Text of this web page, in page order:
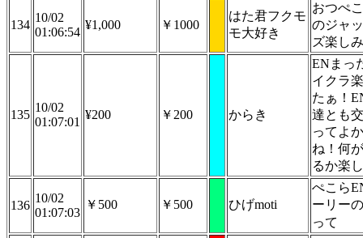
134
10/02
01:06:54
¥1,000 ￥1000
はた君フクモ
モ大好き
おつぺ
のジャ
ズ楽しみ
135
10/02
01:07:01
¥200 ￥200 からき
ENまっ
イクラ
たぁ！
達とも
ってよ
ね！何
るか楽
136
10/02
01:07:03
￥500 ￥500 ひげmoti
ぺこら
ーリー
って